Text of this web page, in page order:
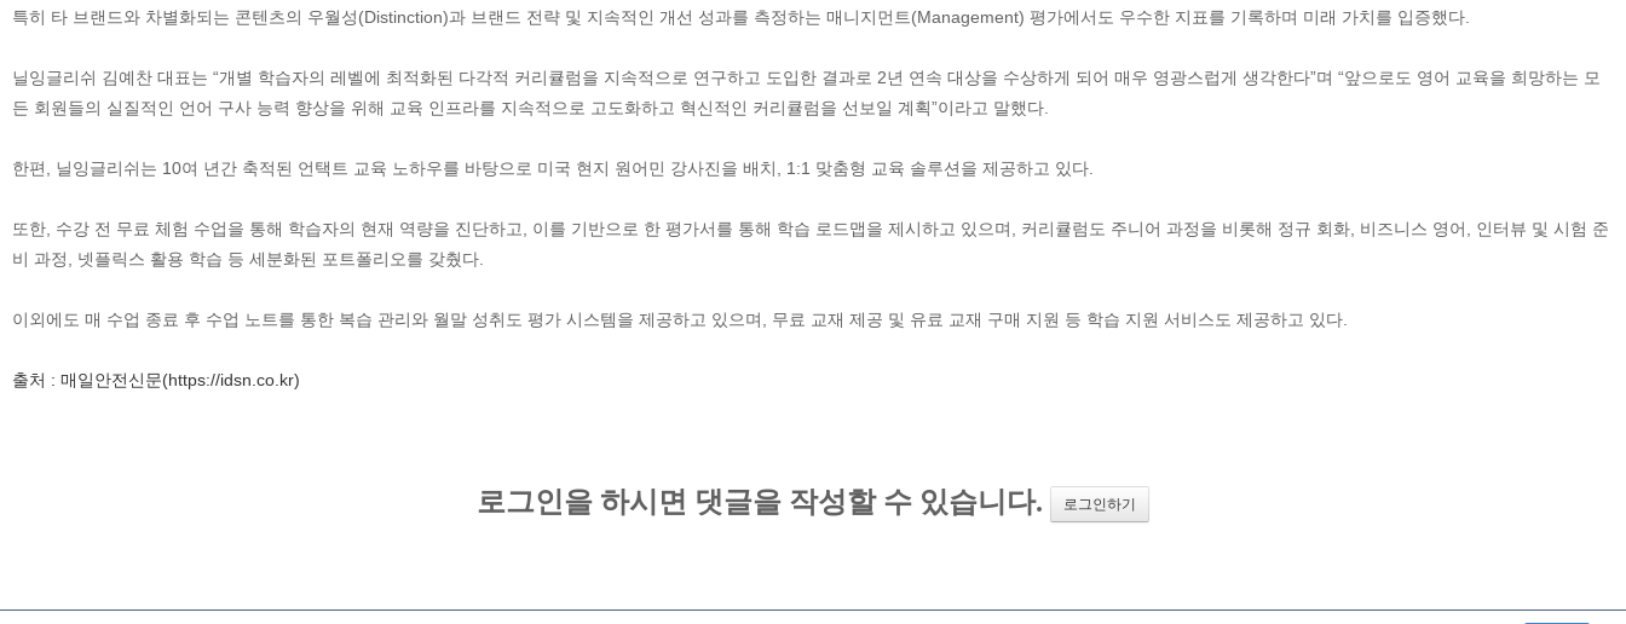
특히 타 브랜드와 차별화되는 콘텐츠의 우월성(Distinction)과 브랜드 전략 및 지속적인 개선 성과를 측정하는 매니지먼트(Management) 평가에서도 우수한 지표를 기록하며 미래 가치를 입증했다.
닐잉글리쉬 김예찬 대표는 “개별 학습자의 레벨에 최적화된 다각적 커리큘럼을 지속적으로 연구하고 도입한 결과로 2년 연속 대상을 수상하게 되어 매우 영광스럽게 생각한다”며 “앞으로도 영어 교육을 희망하는 모
든 회원들의 실질적인 언어 구사 능력 향상을 위해 교육 인프라를 지속적으로 고도화하고 혁신적인 커리큘럼을 선보일 계획”이라고 말했다.
한편, 닐잉글리쉬는 10여 년간 축적된 언택트 교육 노하우를 바탕으로 미국 현지 원어민 강사진을 배치, 1:1 맞춤형 교육 솔루션을 제공하고 있다.
또한, 수강 전 무료 체험 수업을 통해 학습자의 현재 역량을 진단하고, 이를 기반으로 한 평가서를 통해 학습 로드맵을 제시하고 있으며, 커리큘럼도 주니어 과정을 비롯해 정규 회화, 비즈니스 영어, 인터뷰 및 시험 준
비 과정, 넷플릭스 활용 학습 등 세분화된 포트폴리오를 갖췄다.
이외에도 매 수업 종료 후 수업 노트를 통한 복습 관리와 월말 성취도 평가 시스템을 제공하고 있으며, 무료 교재 제공 및 유료 교재 구매 지원 등 학습 지원 서비스도 제공하고 있다.
출처 : 매일안전신문(https://idsn.co.kr)